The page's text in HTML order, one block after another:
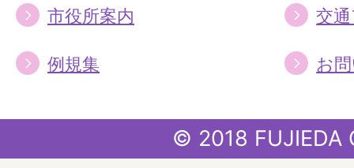
市役所案内 交
例規集 お
© 2018 FUJIEDA